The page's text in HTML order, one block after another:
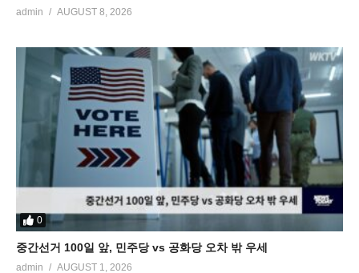
admin AUGUST 8, 2026
0
중간선거 100일 앞, 민주당 vs 공화당 오차 밖 우세
admin AUGUST 1, 2026